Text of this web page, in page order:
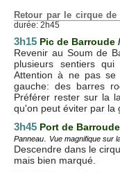
Retour par le cirque de
durée: 2h45
3h15 Pic de Barroude
Revenir au Soum de
plusieurs sentiers
Attention à ne pas
gauche: des barres
Préférer rester sur la
qu'on peut éviter par la
3h45 Port de
Panneau Vue magnifique sur
Descendre dans le
mais bien marqué.